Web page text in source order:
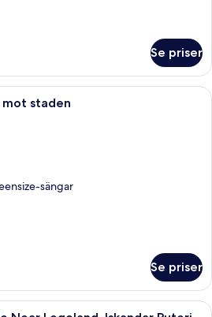
Se priser
Familjelägenhet - utsikt mot staden
staden
sängar
Se priser
Ett modernt hotellrum med en